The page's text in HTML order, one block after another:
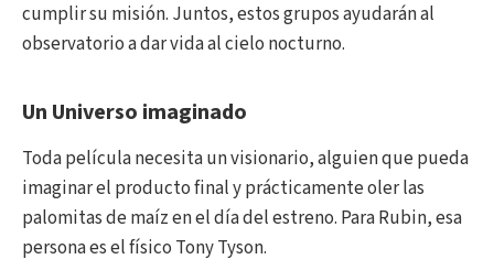
cumplir su misión. Juntos, estos grupos ayudarán al
observatorio a dar vida al cielo nocturno.
Un Universo imaginado
Toda película necesita un visionario, alguien que pueda
imaginar el producto final y prácticamente oler las
palomitas de maíz en el día del estreno. Para Rubin, esa
persona es el físico Tony Tyson.